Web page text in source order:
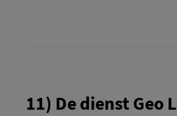
11) De dienst Geo L